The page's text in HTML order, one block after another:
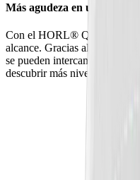
Más agudeza en un abrir y
Con el HORL® Quick Lock,
alcance. Gracias al
se pueden intercambiar con
descubrir más niveles de